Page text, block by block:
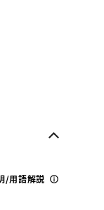
/用語解説